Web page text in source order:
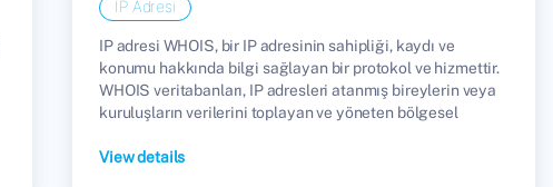
IP Adresi
IP adresi WHOIS, bir IP adresinin sahipliği, kaydı ve
konumu hakkında bilgi sağlayan bir protokol ve hizmettir.
WHOIS veritabanları, IP adresleri atanmış bireylerin veya
kuruluşların verilerini toplayan ve yöneten bölgesel
View details